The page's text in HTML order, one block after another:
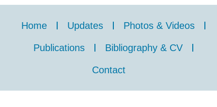
Home Updates Photos & Videos
Publications Bibliography & CV
Contact